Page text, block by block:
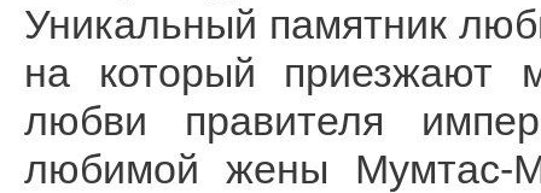
Уникальный памятник
на который приезжают
любви правителя
любимой жены Мумтас-